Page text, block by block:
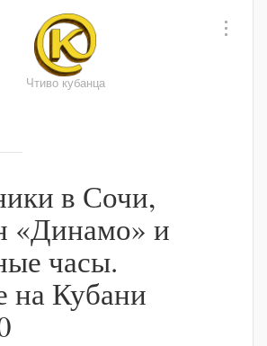
Чтиво кубанца
в Сочи,
«Динамо» и
часы.
на Кубани